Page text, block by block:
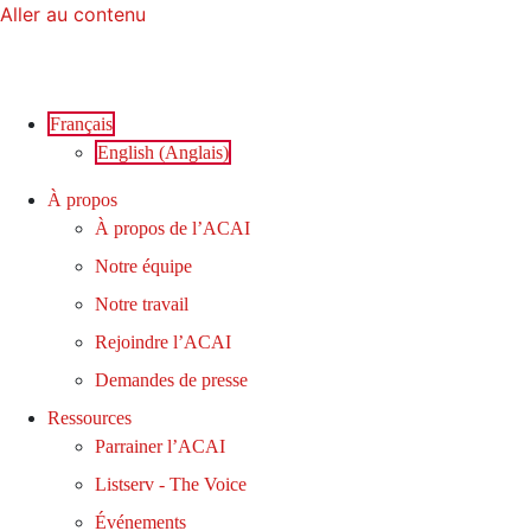
Aller au contenu
Français
English (Anglais)
À propos
À propos de l’ACAI
Notre équipe
Notre travail
Rejoindre l’ACAI
Demandes de presse
Ressources
Parrainer l’ACAI
Listserv - The Voice
Événements